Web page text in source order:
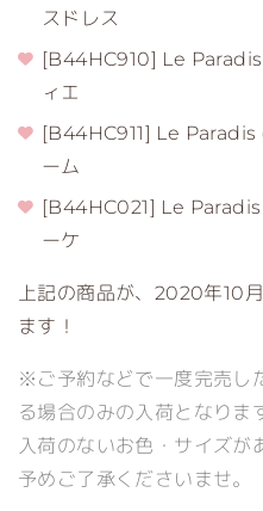
スドレス
[B44HC910] Le
ィエ
[B44HC911] Le
ーム
[B44HC021] Le
ーケ
上記の商品が、2020年10
ます！
※ご予約などで一度完売し
る場合のみの入荷となりま
入荷のないお色・サイズが
予めご了承くださいませ。